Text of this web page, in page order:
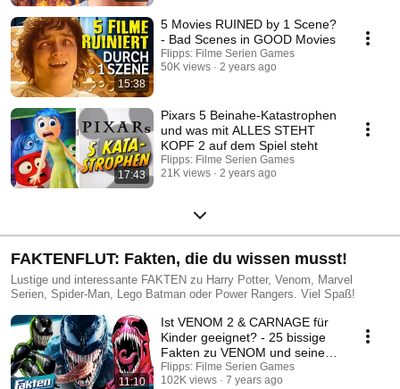
15:38
5 Movies RUINED by 1 Scene?
- Bad Scenes in GOOD Movies
Flipps: Filme Serien Games
50K views
2 years ago
17:43
Pixars 5 Beinahe-Katastrophen
und was mit ALLES STEHT
KOPF 2 auf dem Spiel steht
Flipps: Filme Serien Games
21K views
2 years ago
FAKTENFLUT: Fakten, die du wissen musst!
Lustige und interessante FAKTEN zu Harry Potter, Venom, Marvel
Serien, Spider-Man, Lego Batman oder Power Rangers. Viel Spaß!
11:10
Ist VENOM 2 & CARNAGE für
Kinder geeignet? - 25 bissige
Fakten zu VENOM und seinen
Geheimnissen
Flipps: Filme Serien Games
102K views
7 years ago